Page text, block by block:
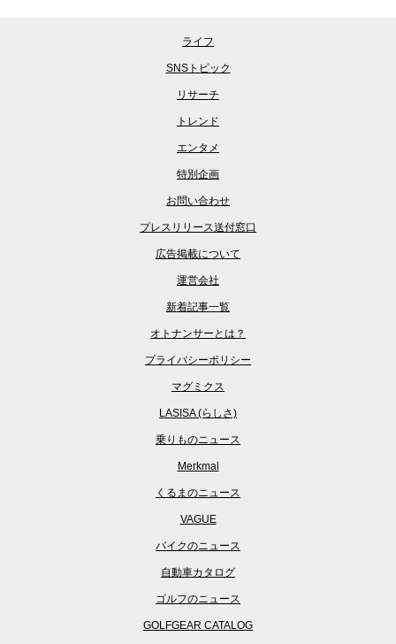
ライフ
SNSトピック
リサーチ
トレンド
エンタメ
特別企画
お問い合わせ
プレスリリース送付窓口
広告掲載について
運営会社
新着記事一覧
オトナンサーとは？
プライバシーポリシー
マグミクス
LASISA (らしさ)
乗りものニュース
Merkmal
くるまのニュース
VAGUE
バイクのニュース
自動車カタログ
ゴルフのニュース
GOLFGEAR CATALOG